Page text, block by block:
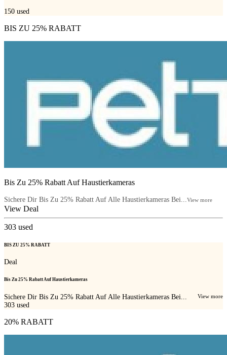
150 used
BIS ZU 25% RABATT
Bis Zu 25% Rabatt Auf Haustierkameras
Sichere Dir Bis Zu 25% Rabatt Auf Alle Haustierkameras Bei... View more
View Deal
303 used
BIS ZU 25% RABATT
Deal
Bis Zu 25% Rabatt Auf Haustierkameras
Sichere Dir Bis Zu 25% Rabatt Auf Alle Haustierkameras Bei... View more
303 used
20% RABATT